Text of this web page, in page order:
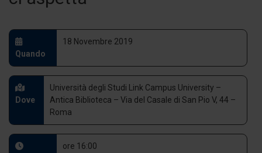
Quando
18 Novembre 2019
Dove
Università degli Studi Link Campus University –
Antica Biblioteca – Via del Casale di San Pio V, 44 –
Roma
ore 16:00